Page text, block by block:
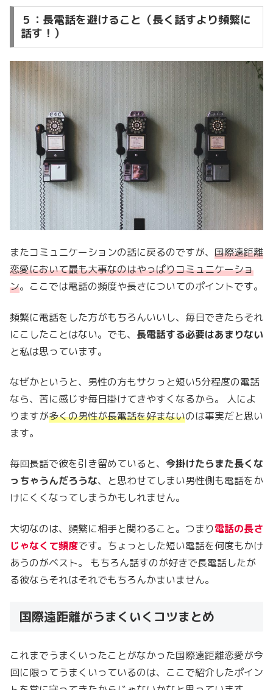
５：長電話を避けること（長く話すより頻繁に
話す！）
またコミュニケーションの話に戻るのですが、 国際遠距離
恋愛において最も大事なのはやっぱりコミュニケーショ
ン。ここでは電話の頻度や長さについてのポイントです。
頻繁に電話をした方がもちろんいいし、毎日できたらそれ
にこしたことはない。でも、 長電話する必要はあまりない
と私は思っています。
なぜかというと、男性の方もサクっと短い5分程度の電話
なら、苦に感じず毎日掛けてきやすくなるから。 人によ
りますが多くの男性が長電話を好まないのは事実だと思い
ます。
毎回長話で彼を引き留めていると、 今掛けたらまた長くな
っちゃうんだろうな、と思わせてしまい男性側も電話をか
けにくくなってしまうかもしれません。
大切なのは、頻繁に相手と関わること。つまり電話の長さ
じゃなくて頻度です。ちょっとした短い電話を何度もかけ
あうのがベスト。 もちろん話すのが好きで長電話したが
る彼ならそれはそれでもちろんかまいません。
国際遠距離がうまくいくコツまとめ
これまでうまくいったことがなかった国際遠距離恋愛が今
回に限ってうまくいっているのは、ここで紹介したポイン